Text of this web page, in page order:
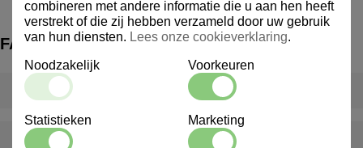
FAQ
Wat is een inventarispakket?
Wat gebeurt er als er iets ontbreekt of beschadigd is bij
combineren met andere informatie die u aan hen heeft
verstrekt of die zij hebben verzameld door uw gebruik
van hun diensten. Lees onze cookieverklaring.
Noodzakelijk Voorkeuren
Statistieken Marketing